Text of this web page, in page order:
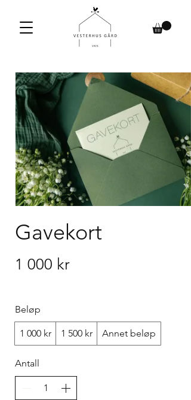
Gavekort
1 000 kr
Beløp
1 000 kr 1 500 kr Annet beløp
Antall